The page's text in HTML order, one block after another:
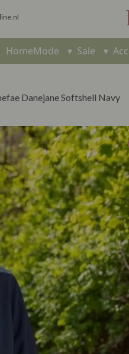
HomeMode ▾ Sale ▾
Danejane Softshell Navy